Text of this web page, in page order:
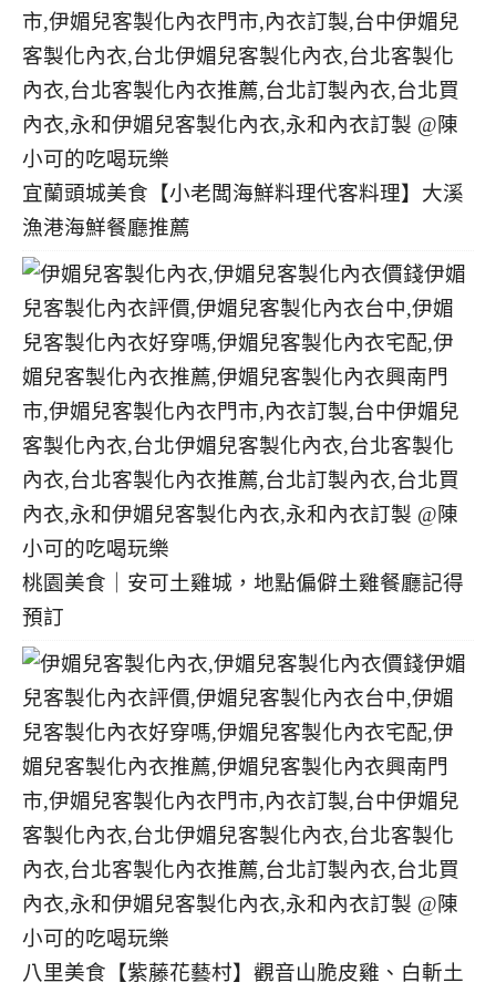
宜蘭頭城美食【小老闆海鮮料理代客料理】大溪
漁港海鮮餐廳推薦
桃園美食｜安可土雞城，地點偏僻土雞餐廳記得
預訂
八里美食【紫藤花藝村】觀音山脆皮雞、白斬土